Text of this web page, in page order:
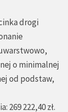
drogi
o minimalnej
od podstaw,
269 222,40 zł.